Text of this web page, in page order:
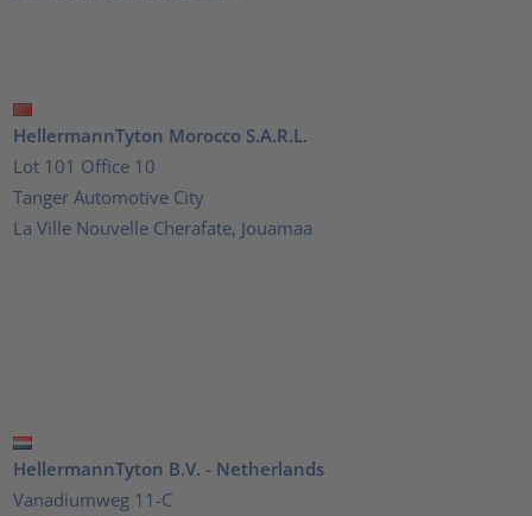
HellermannTyton Morocco S.A.R.L.
Lot 101 Office 10
Tanger Automotive City
La Ville Nouvelle Cherafate, Jouamaa
HellermannTyton B.V. - Netherlands
Vanadiumweg 11-C